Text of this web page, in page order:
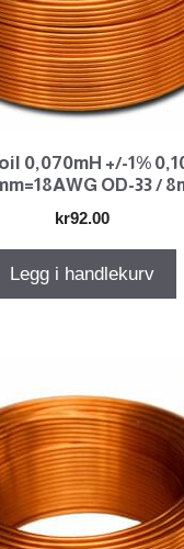
0,070mH +/-1%
OD-33 /
kr92.00
Legg i handlekurv